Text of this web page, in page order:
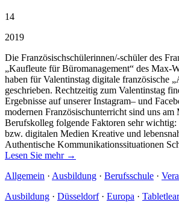
14
2019
Die Französischschülerinnen/-schüler des
„Kaufleute für Büromanagement“ des Max-
haben für Valentinstag digitale französische
geschrieben. Rechtzeitig zum Valentinstag
Ergebnisse auf unserer Instagram– und
modernen Französischunterricht sind uns am
Berufskolleg folgende Faktoren sehr wichtig:
bzw. digitalen Medien Kreative und
Authentische Kommunikationssituationen
Lesen Sie mehr →
Allgemein · Ausbildung · Berufsschule ·
Ausbildung · Düsseldorf· Europa ·